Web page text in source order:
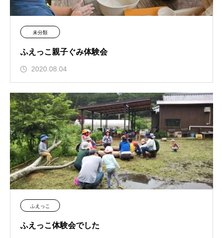
未分類
ふえっこ親子ぐみ体験会
2020.08.04
ふえっこ
ふえっこ体験会でした